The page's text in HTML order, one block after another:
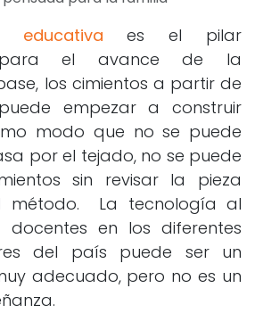
educativa es el pilar
para el avance de la
los cimientos a partir de
empezar a construir
modo que no se puede
por el tejado, no se puede
sin revisar la pieza
método. La tecnología al
en los diferentes
del país puede ser un
adecuado, pero no es un